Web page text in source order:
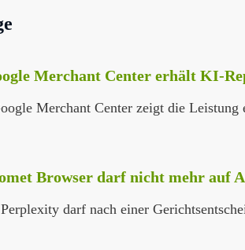
Merchant Center erhält KI-
Merchant Center zeigt die
Browser darf nicht mehr auf
darf nach einer